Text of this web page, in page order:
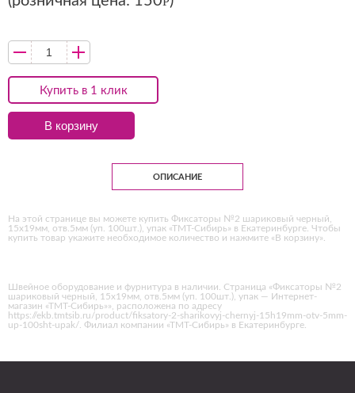
Купить в 1 клик
В корзину
ОПИСАНИЕ
На этой странице вы можете купить Фиксаторы №2 шариковый черный,
15х19мм, отв.5мм (уп. 100шт.), упак «ТМТ-Сибирь» в Екатеринбурге. Чтобы
купить товар укажите необходимое количество и нажмите «В корзину».
Швейное оборудование и фурнитура в наличии. Страница «Фиксаторы №2
шариковый черный, 15х19мм, отв.5мм (уп. 100шт.), упак — Интернет-
магазин «ТМТ-Сибирь»», расположена по адресу
https://ekb.tmtsib.ru/product/fiksatory-2-sharikovyj-chernyj-15h19mm-otv-5mm-
up-100sht-upak/. Филиал компании «ТМТ-Сибирь» в Екатеринбурге.